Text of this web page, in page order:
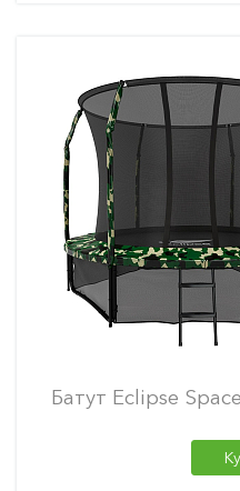
Батут Eclipse